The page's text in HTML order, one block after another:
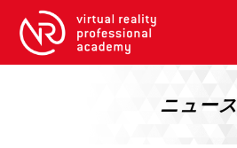
VRアカデミーとは
ニュース